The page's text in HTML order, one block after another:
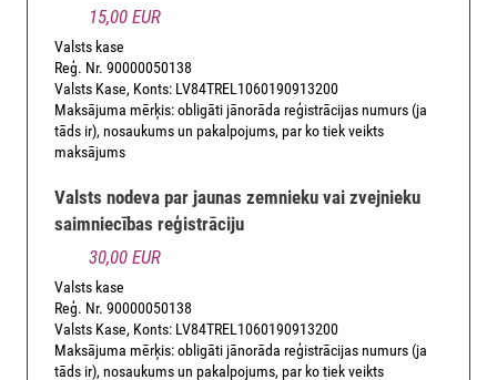
15,00 EUR
Valsts kase
Reģ. Nr. 90000050138
Valsts Kase, Konts: LV84TREL1060190913200
Maksājuma mērķis: obligāti jānorāda reģistrācijas numurs (ja
tāds ir), nosaukums un pakalpojums, par ko tiek veikts
maksājums
Valsts nodeva par jaunas zemnieku vai zvejnieku
saimniecības reģistrāciju
30,00 EUR
Valsts kase
Reģ. Nr. 90000050138
Valsts Kase, Konts: LV84TREL1060190913200
Maksājuma mērķis: obligāti jānorāda reģistrācijas numurs (ja
tāds ir), nosaukums un pakalpojums, par ko tiek veikts